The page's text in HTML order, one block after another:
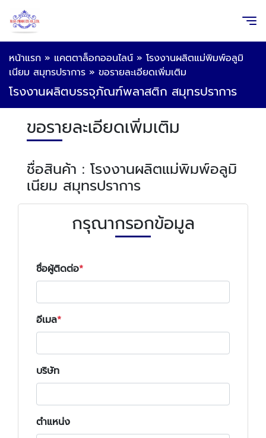
หน้าแรก » แคตตาล็อกออนไลน์ » โรงงานผลิตแม่พิมพ์อลูมิ
เนียม สมุทรปราการ » ขอรายละเอียดเพิ่มเติม
โรงงานผลิตบรรจุภัณฑ์พลาสติก สมุทรปราการ
ขอรายละเอียดเพิ่มเติม
ชื่อสินค้า : โรงงานผลิตแม่พิมพ์อลูมิ
เนียม สมุทรปราการ
กรุณากรอกข้อมูล
ชื่อผู้ติดต่อ
อีเมล
บริษัท
ตำแหน่ง